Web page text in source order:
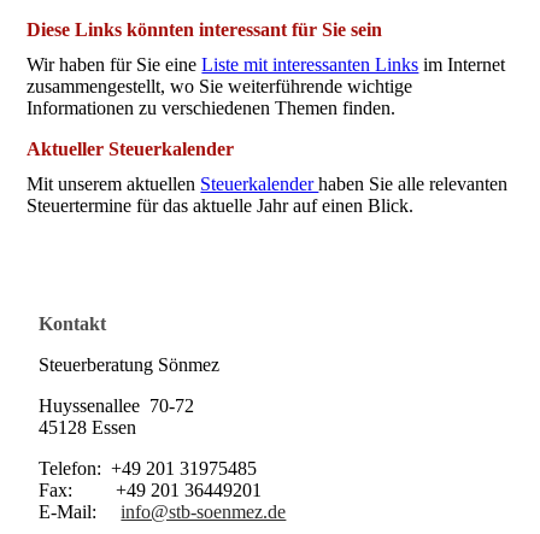
Diese Links könnten interessant für Sie sein
Wir haben für Sie eineListe mit interessanten Links im Internet
zusammengestellt, wo Sie weiterführende wichtige
Informationen zu verschiedenen Themen finden.
Aktueller Steuerkalender
Mit unserem aktuellen Steuerkalenderhaben Sie alle relevanten
Steuertermine für das aktuelle Jahr auf einen Blick.
Kontakt
Steuerberatung Sönmez
Huyssenallee 70-72
45128 Essen
Telefon: +49 201 31975485
Fax: +49 201 36449201
E-Mail:info@stb-soenmez.de